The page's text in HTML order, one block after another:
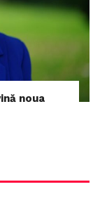
noua